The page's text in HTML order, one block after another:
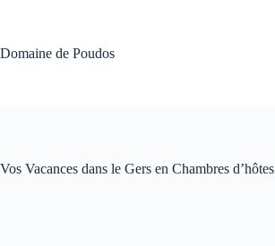
Domaine de Poudos
Vos Vacances dans le Gers en Chambres d’hôtes